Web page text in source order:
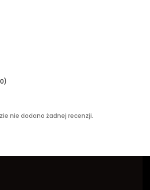
nie dodano żadnej recenzji.